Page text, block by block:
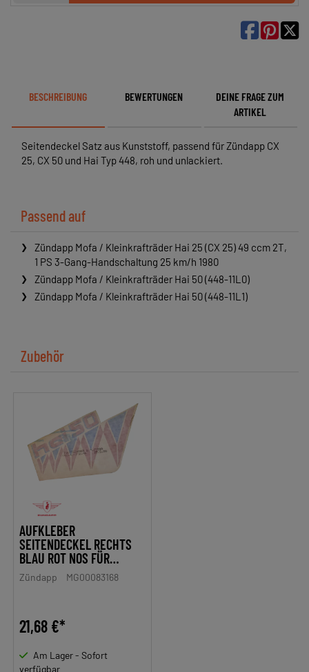

BESCHREIBUNG BEWERTUNGEN
DEINE FRAGE ZUM
ARTIKEL
Seitendeckel Satz aus Kunststoff, passend für Zündapp CX
25, CX 50 und Hai Typ 448, roh und unlackiert.
Passend auf
Zündapp Mofa / Kleinkrafträder Hai 25 (CX 25) 49 ccm 2T,
1 PS 3-Gang-Handschaltung 25 km/h 1980
Zündapp Mofa / Kleinkrafträder Hai 50 (448-11L0)
Zündapp Mofa / Kleinkrafträder Hai 50 (448-11L1)
Zubehör
AUFKLEBER
SEITENDECKEL RECHTS
BLAU ROT NOS FÜR
ZÜNDAPP HAI 50 MOPED
Zündapp MG00083168
21,68 €*
Am Lager - Sofort
verfügbar